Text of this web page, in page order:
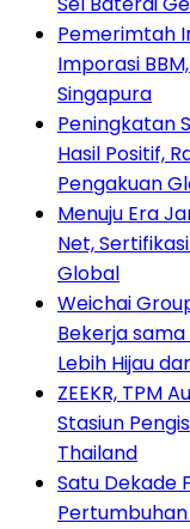
Pemerimtah
Imporasi
Singapura
Peningkatan
Hasil Positif,
Pengakuan
Menuju Era
Net,
Global
Weichai
Bekerja
Lebih Hijau
ZEEKR, TPM
Stasiun
Thailand
Satu Dekade